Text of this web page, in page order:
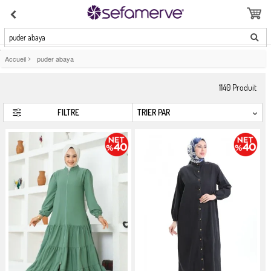
puder abaya
Accueil > puder abaya
1140 Produit
FILTRE